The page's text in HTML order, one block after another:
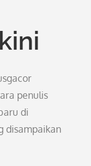
penulis
di
disampaikan